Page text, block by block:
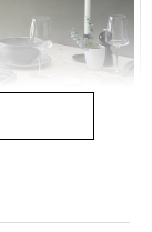
ッジのラインと素材